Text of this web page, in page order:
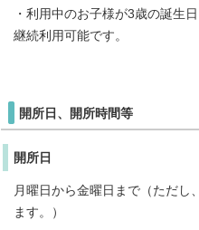
・利用中のお子様が3歳の誕生
継続利用可能です。
開所日、開所時間等
開所日
月曜日から金曜日まで（ただし
ます。）